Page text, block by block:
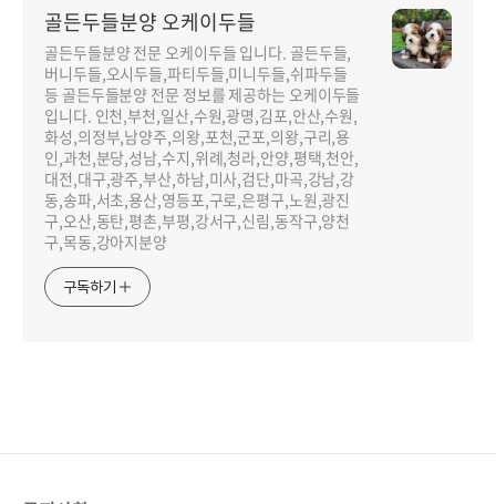
골든두들분양 오케이두들
골든두들분양 전문 오케이두들 입니다. 골든두들,
버니두들,오시두들,파티두들,미니두들,쉬파두들
등 골든두들분양 전문 정보를 제공하는 오케이두들
입니다. 인천,부천,일산,수원,광명,김포,안산,수원,
화성,의정부,남양주,의왕,포천,군포,의왕,구리,용
인,과천,분당,성남,수지,위례,청라,안양,평택,천안,
대전,대구,광주,부산,하남,미사,검단,마곡,강남,강
동,송파,서초,용산,영등포,구로,은평구,노원,광진
구,오산,동탄,평촌,부평,강서구,신림,동작구,양천
구,목동,강아지분양
구독하기